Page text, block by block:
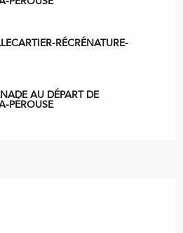
RÉCRÉNATURE-
AU DÉPART DE
PÉROUSE